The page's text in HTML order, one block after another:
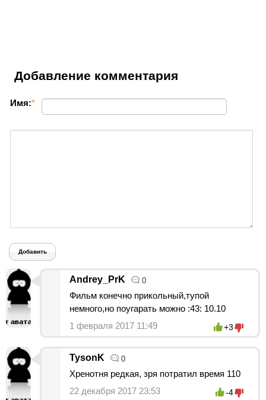
Добавление комментария
Имя:*
Добавить
Andrey_PrK 0
Фильм конечно прикольный,тупой
немного,но поугарать можно :43: 10.10
1 февраля 2017 11:49
+3
TysonK 0
Хренотня редкая, зря потратил время 110
22 декабря 2017 23:53
-4